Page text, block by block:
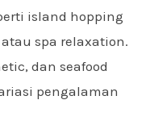
island hopping
spa relaxation.
dan seafood
pengalaman